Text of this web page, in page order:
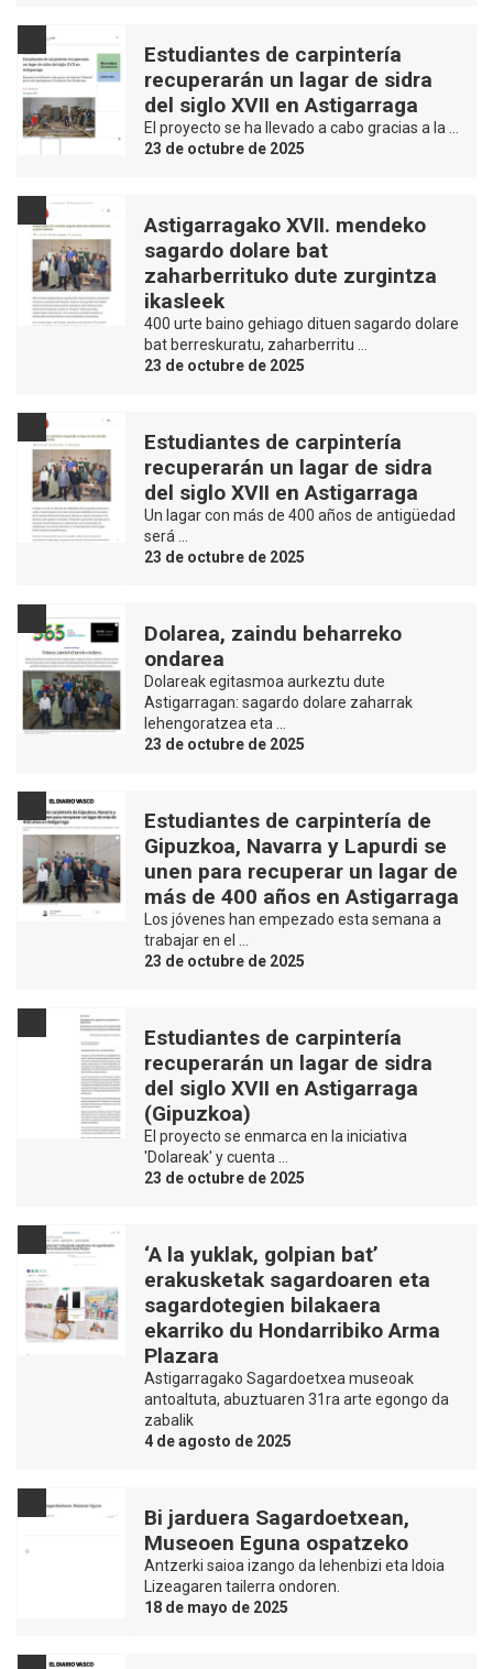
Estudiantes de carpintería
recuperarán un lagar de sidra
del siglo XVII en Astigarraga
El proyecto se ha llevado a cabo gracias a la …
23 de octubre de 2025
Astigarragako XVII. mendeko
sagardo dolare bat
zaharberrituko dute zurgintza
ikasleek
400 urte baino gehiago dituen sagardo dolare
bat berreskuratu, zaharberritu …
23 de octubre de 2025
Estudiantes de carpintería
recuperarán un lagar de sidra
del siglo XVII en Astigarraga
Un lagar con más de 400 años de antigüedad
será …
23 de octubre de 2025
Dolarea, zaindu beharreko
ondarea
Dolareak egitasmoa aurkeztu dute
Astigarragan: sagardo dolare zaharrak
lehengoratzea eta …
23 de octubre de 2025
Estudiantes de carpintería de
Gipuzkoa, Navarra y Lapurdi se
unen para recuperar un lagar de
más de 400 años en Astigarraga
Los jóvenes han empezado esta semana a
trabajar en el …
23 de octubre de 2025
Estudiantes de carpintería
recuperarán un lagar de sidra
del siglo XVII en Astigarraga
(Gipuzkoa)
El proyecto se enmarca en la iniciativa
'Dolareak' y cuenta …
23 de octubre de 2025
‘A la yuklak, golpian bat’
erakusketak sagardoaren eta
sagardotegien bilakaera
ekarriko du Hondarribiko Arma
Plazara
Astigarragako Sagardoetxea museoak
antoaltuta, abuztuaren 31ra arte egongo da
zabalik
4 de agosto de 2025
Bi jarduera Sagardoetxean,
Museoen Eguna ospatzeko
Antzerki saioa izango da lehenbizi eta Idoia
Lizeagaren tailerra ondoren.
18 de mayo de 2025